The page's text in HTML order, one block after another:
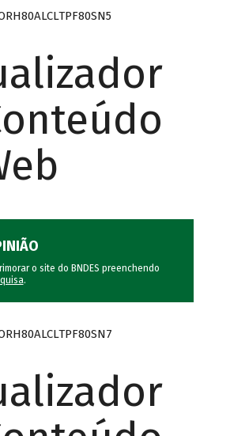
o site do BNDES preenchendo
.